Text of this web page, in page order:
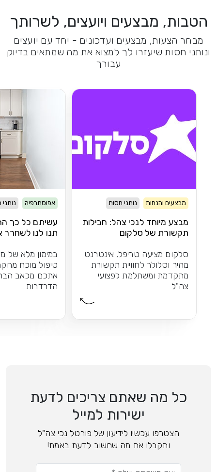
הטבות, מבצעים ויועצים, לשרותך
מבחר הצעות, מבצעים ועדכונים - יחד עם יועצים
ונותני חסות שיעזרו לך למצוא את מה שמתאים בדיוק
עבורך
מבצעים והנחות נותני חסות
מבצע מיוחד לנכי צהל: חבילות
תקשורת של סלקום
סלקום מציעה טריפל, אינטרנט
מהיר וסלולר לחוויית תקשורת
מתקדמת ומשתלמת לפצועי
צה"ל
אפוסתרפיה
עשיתם כל כך
תנו לנו
במימון מלא של
טיפול מוכח
אתכם מכאב
הדרדרות
כל מה שאתם צריכים לדעת
ישירות למייל
הצטרפו עכשיו לידיעון של פורטל נכי צה"ל
ותקבלו את מה שחשוב לדעת באמת!